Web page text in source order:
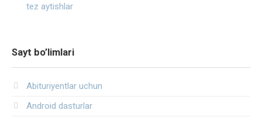
tez aytishlar
Sayt bo’limlari
Abituriyentlar uchun
Android dasturlar